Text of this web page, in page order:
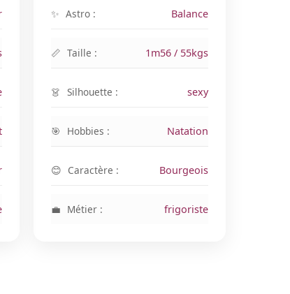
Astro : Balance
Taille : 1m56 / 55kgs
Silhouette : sexy
Hobbies : Natation
Caractère : Bourgeois
Métier : frigoriste